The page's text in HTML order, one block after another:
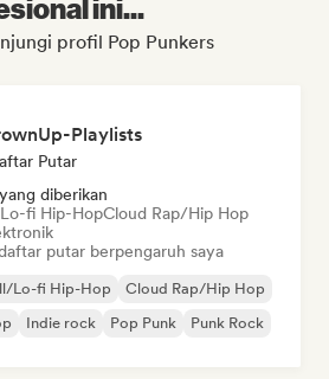
ini...
profil Pop Punkers
Playlists
Putar
diberikan
fi Hip-HopCloud Rap/Hip Hop
putar berpengaruh saya
Lo-fi Hip-Hop
Cloud Rap/Hip Hop
Indie rock Pop Punk Punk Rock